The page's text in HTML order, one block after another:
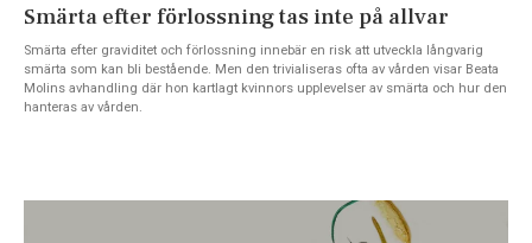
Smärta efter förlossning tas inte på allvar
Smärta efter graviditet och förlossning innebär en risk att utveckla långvarig
smärta som kan bli bestående. Men den trivialiseras ofta av vården visar Beata
Molins avhandling där hon kartlagt kvinnors upplevelser av smärta och hur den
hanteras av vården.